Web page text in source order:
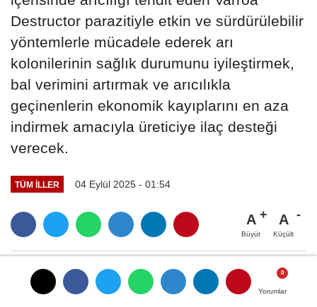
Yorumlar
Destructor parazitiyle etkin ve sürdürülebilir
yöntemlerle mücadele ederek arı
kolonilerinin sağlık durumunu iyileştirmek,
bal verimini artırmak ve arıcılıkla
geçinenlerin ekonomik kayıplarını en aza
indirmek amacıyla üreticiye ilaç desteği
verecek.
TÜM İLLER 04 Eylül 2025 - 01:54
Yorumlar
A
Büyüt
A
Küçült